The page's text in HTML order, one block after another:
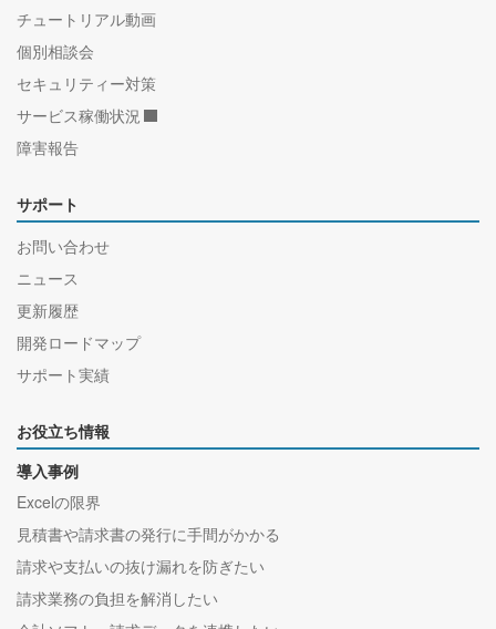
チュートリアル動画
個別相談会
セキュリティー対策
サービス稼働状況
障害報告
サポート
お問い合わせ
ニュース
更新履歴
開発ロードマップ
サポート実績
お役立ち情報
導入事例
Excelの限界
見積書や請求書の発行に手間がかかる
請求や支払いの抜け漏れを防ぎたい
請求業務の負担を解消したい